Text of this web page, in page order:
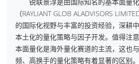
锐联景淳是由国际知名的基本面量
（RAYLIANT GLOB ALADVISORS
的国际化视野与丰富的投资经验，深耕
本土化的量化策略与因子开发。值得注
本面量化是海外量化赛道的主流，这也
频、高换手的量化策略有着显著的区别